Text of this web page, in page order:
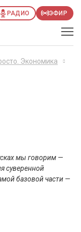
РАДИО ЭФИР
Экономика
мы говорим —
суверенной
базовой части —